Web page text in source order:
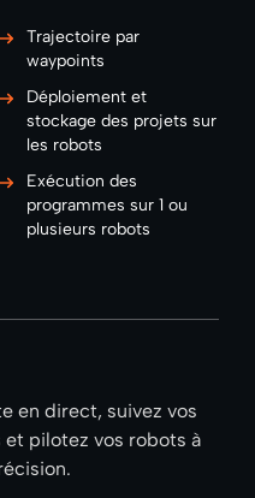
Trajectoire par
waypoints
Déploiement et
stockage des projets sur
les robots
Exécution des
programmes sur 1 ou
plusieurs robots
en direct, suivez vos
pilotez vos robots à